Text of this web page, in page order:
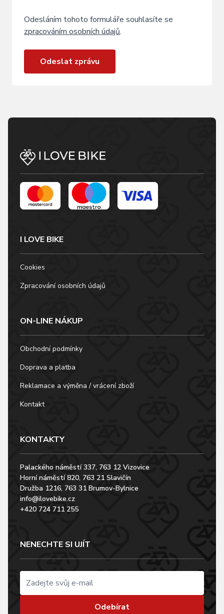
Odesláním tohoto formuláře souhlasíte se
zpracováním osobních údajů.
Odeslat zprávu
I LOVE BIKE
Cookies
Zpracování osobních údajů
ON-LINE NÁKUP
Obchodní podmínky
Doprava a platba
Reklamace a výměna / vrácení zboží
Kontakt
KONTAKTY
Palackého náměstí 337, 763 12 Vizovice
Horní náměstí 820, 763 21 Slavičín
Družba 1216, 763 31 Brumov-Bylnice
info@ilovebike.cz
+420 724 711 255
NENECHTE SI UJÍT
Odebírat